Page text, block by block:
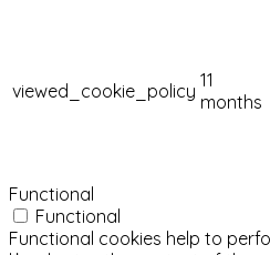
viewed_cookie_policy 11
months
Functional
Functional
Functional cookies help to